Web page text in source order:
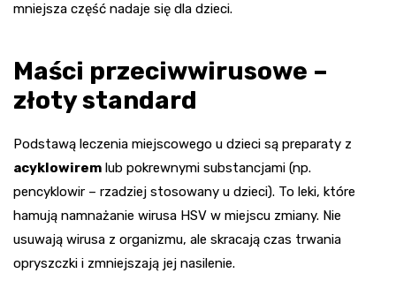
mniejsza część nadaje się dla dzieci.
Maści przeciwwirusowe –
złoty standard
Podstawą leczenia miejscowego u dzieci są preparaty z
acyklowirem lub pokrewnymi substancjami (np.
pencyklowir – rzadziej stosowany u dzieci). To leki, które
hamują namnażanie wirusa HSV w miejscu zmiany. Nie
usuwają wirusa z organizmu, ale skracają czas trwania
opryszczki i zmniejszają jej nasilenie.